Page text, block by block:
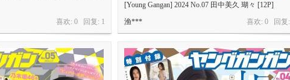
喜欢: 0 回复: 1
[Young Gangan] 2024 No.07 田中美久 瑚々 [12P]
喜欢: 0 回复:
渔***